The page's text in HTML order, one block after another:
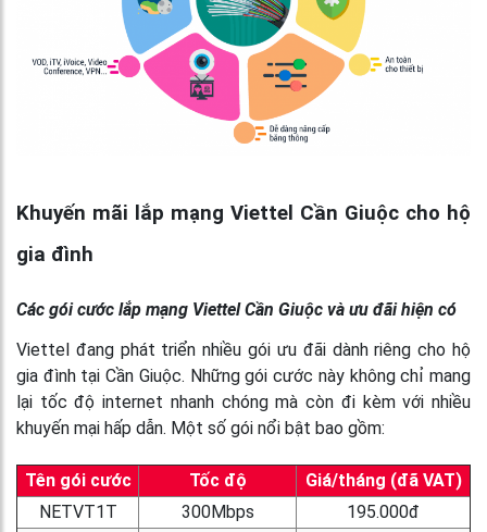
Khuyến mãi lắp mạng Viettel Cần Giuộc cho hộ
gia đình
Các gói cước lắp mạng Viettel Cần Giuộc và ưu đãi hiện có
Viettel đang phát triển nhiều gói ưu đãi dành riêng cho hộ
gia đình tại Cần Giuộc. Những gói cước này không chỉ mang
lại tốc độ internet nhanh chóng mà còn đi kèm với nhiều
khuyến mại hấp dẫn. Một số gói nổi bật bao gồm:
Tên gói cước Tốc độ
Giá/tháng (đã VAT)
NETVT1T
300Mbps
195.000đ